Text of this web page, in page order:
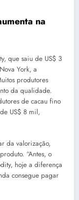
na
que saiu de US$ 3
York, a
produtores
da qualidade.
de cacau fino
US$ 8 mil,
da valorização,
“Antes, o
hoje a diferença
consegue pagar